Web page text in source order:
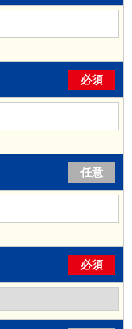
必須
任意
必須